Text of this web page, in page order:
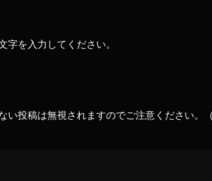
字を入力してください。
い投稿は無視されますのでご注意ください。